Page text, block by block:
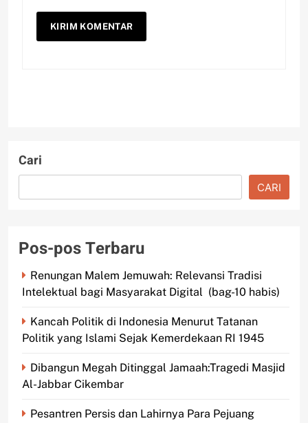
Cari
CARI
Pos-pos Terbaru
Renungan Malem Jemuwah: Relevansi Tradisi
Intelektual bagi Masyarakat Digital (bag-10 habis)
Kancah Politik di Indonesia Menurut Tatanan
Politik yang Islami Sejak Kemerdekaan RI 1945
Dibangun Megah Ditinggal Jamaah:Tragedi Masjid
Al-Jabbar Cikembar
Pesantren Persis dan Lahirnya Para Pejuang